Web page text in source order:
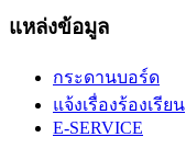
แหล่งข้อมูล
กระดานบอร์ด
แจ้งเรื่องร้องเรียน
E-SERVICE